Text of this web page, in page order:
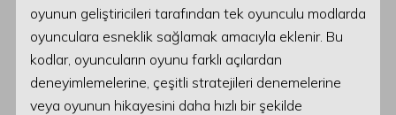
oyunun geliştiricileri tarafından tek oyunculu modlarda
oyunculara esneklik sağlamak amacıyla eklenir. Bu
kodlar, oyuncuların oyunu farklı açılardan
deneyimlemelerine, çeşitli stratejileri denemelerine
veya oyunun hikayesini daha hızlı bir şekilde